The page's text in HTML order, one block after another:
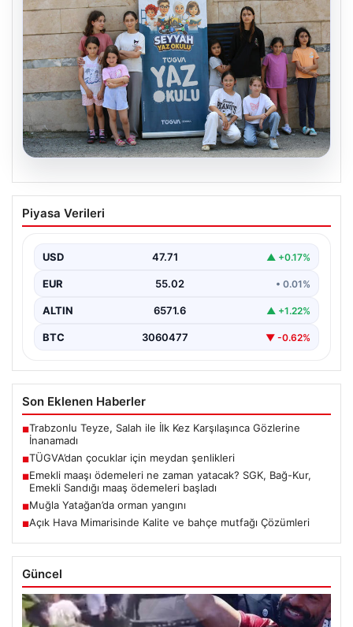
06.08.2026
TÜGVA’dan çocuklar için meydan
şenlikleri
Piyasa Verileri
USD 47.71 ▲ +0.17%
EUR 55.02 • 0.01%
ALTIN 6571.6 ▲ +1.22%
BTC 3060477 ▼ -0.62%
Son Eklenen Haberler
■Trabzonlu Teyze, Salah ile İlk Kez Karşılaşınca Gözlerine
İnanamadı
■TÜGVA’dan çocuklar için meydan şenlikleri
■Emekli maaşı ödemeleri ne zaman yatacak? SGK, Bağ-Kur,
Emekli Sandığı maaş ödemeleri başladı
■Muğla Yatağan’da orman yangını
■Açık Hava Mimarisinde Kalite ve bahçe mutfağı Çözümleri
Güncel